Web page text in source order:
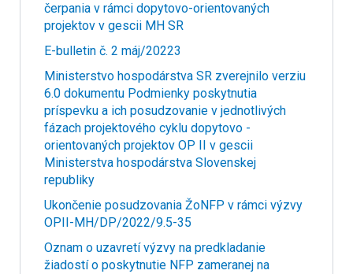
čerpania v rámci dopytovo-orientovaných
projektov v gescii MH SR
E-bulletin č. 2 máj/20223
Ministerstvo hospodárstva SR zverejnilo verziu
6.0 dokumentu Podmienky poskytnutia
príspevku a ich posudzovanie v jednotlivých
fázach projektového cyklu dopytovo -
orientovaných projektov OP II v gescii
Ministerstva hospodárstva Slovenskej
republiky
Ukončenie posudzovania ŽoNFP v rámci výzvy
OPII-MH/DP/2022/9.5-35
Oznam o uzavretí výzvy na predkladanie
žiadostí o poskytnutie NFP zameranej na